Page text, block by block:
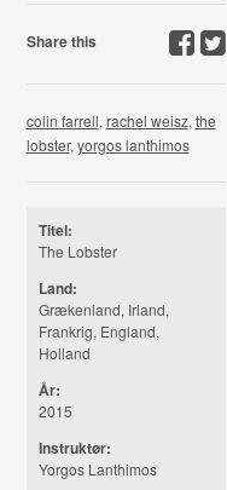
Share this
colin farrell, rachel weisz, the
lobster, yorgos lanthimos
Titel:
The Lobster
Land:
Grækenland, Irland,
Frankrig, England,
Holland
År:
2015
Instruktør:
Yorgos Lanthimos